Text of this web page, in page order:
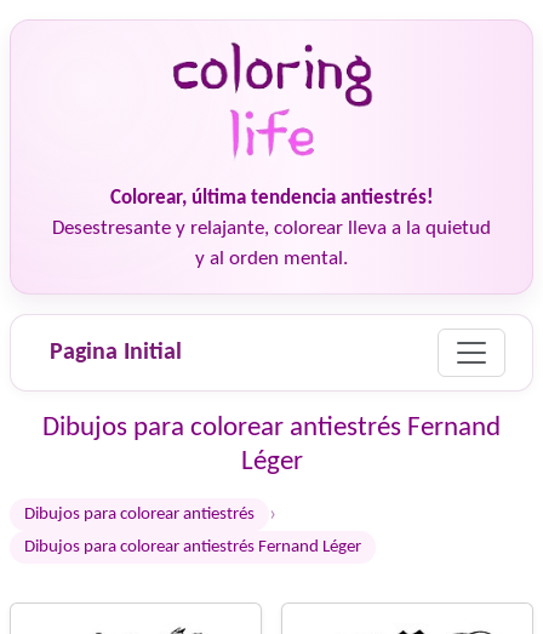
Colorear, última tendencia antiestrés!
Desestresante y relajante, colorear lleva a la quietud
y al orden mental.
Pagina Initial
Dibujos para colorear antiestrés Fernand
Léger
Dibujos para colorear antiestrés ›
Dibujos para colorear antiestrés Fernand Léger